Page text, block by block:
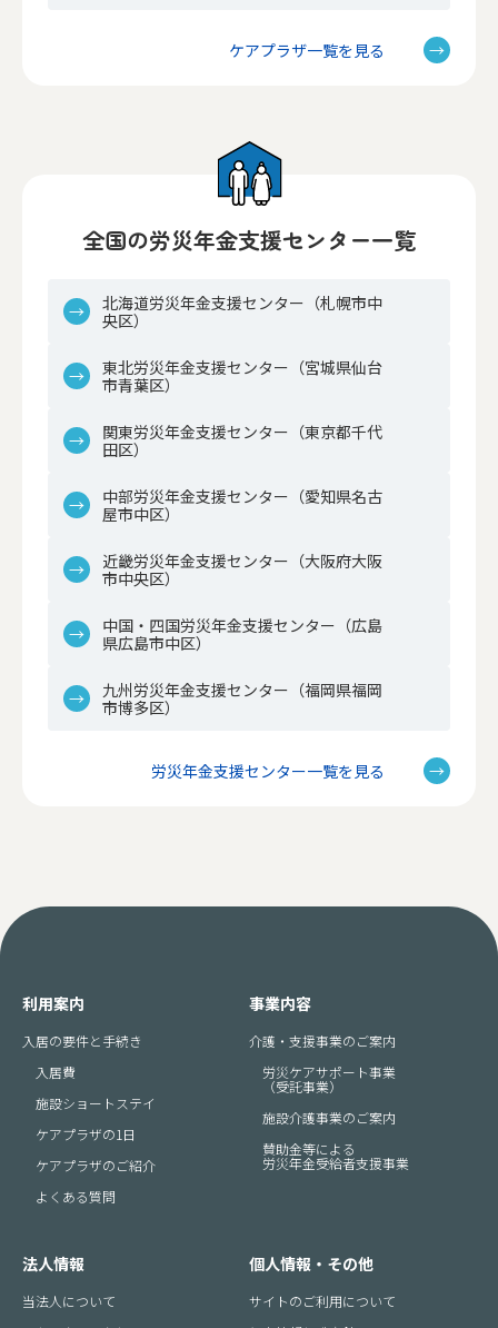
ケアプラザ一覧を見る
全国の労災年金支援センター一覧
北海道労災年金支援センター（札幌市中
央区）
東北労災年金支援センター（宮城県仙台
市青葉区）
関東労災年金支援センター（東京都千代
田区）
中部労災年金支援センター（愛知県名古
屋市中区）
近畿労災年金支援センター（大阪府大阪
市中央区）
中国・四国労災年金支援センター（広島
県広島市中区）
九州労災年金支援センター（福岡県福岡
市博多区）
労災年金支援センター一覧を見る
利用案内
入居の要件と手続き
入居費
施設ショートステイ
ケアプラザの1日
ケアプラザのご紹介
よくある質問
事業内容
介護・支援事業のご案内
労災ケアサポート事業
（受託事業）
施設介護事業のご案内
賛助金等による
労災年金受給者支援事業
法人情報
当法人について
個人情報・その他
サイトのご利用について